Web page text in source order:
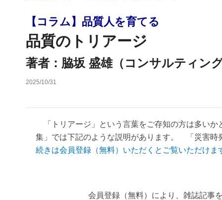
【コラム】品質人を育てる
品質のトリアージ
著者：脇坂 盛雄（コンサルティン
2025/10/31
「トリアージ」という言葉をご存知の方は多いか
集」では下記のような説明があります。 「災害時
続きは会員登録（無料）いただくとご覧いただけま
会員登録（無料）により、雑誌記事